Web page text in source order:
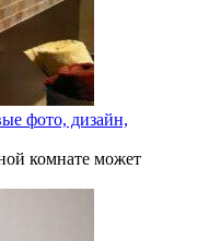
фото, дизайн,
комнате может